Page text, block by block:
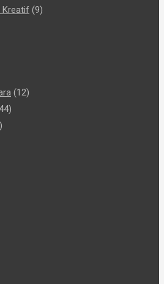
Kreatif (9)
(12)